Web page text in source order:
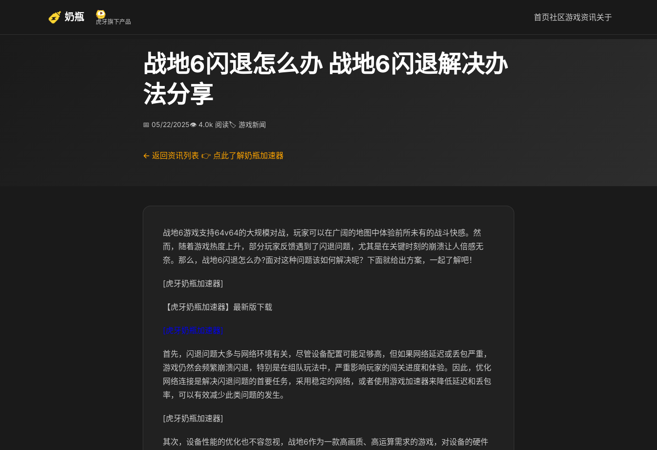
奶瓶 虎牙旗下产品 首页社区游戏资讯关于
战地6闪退怎么办 战地6闪退解决办
法分享
📅 05/22/2025👁 4.0k 阅读🏷 游戏新闻
← 返回资讯列表 👉 点此了解奶瓶加速器
战地6游戏支持64v64的大规模对战，玩家可以在广阔的地图中体验前所未有的战斗快感。然
而，随着游戏热度上升，部分玩家反馈遇到了闪退问题，尤其是在关键时刻的崩溃让人倍感无
奈。那么，战地6闪退怎么办?面对这种问题该如何解决呢？下面就给出方案，一起了解吧！
[虎牙奶瓶加速器]
【虎牙奶瓶加速器】最新版下载
[虎牙奶瓶加速器]
首先，闪退问题大多与网络环境有关，尽管设备配置可能足够高，但如果网络延迟或丢包严重，
游戏仍然会频繁崩溃闪退，特别是在组队玩法中，严重影响玩家的闯关进度和体验。因此， 优化
网络连接是解决闪退问题的首要任务，采用稳定的网络，或者使用游戏加速器来降低延迟和丢包
率，可以有效减少此类问题的发生。
[虎牙奶瓶加速器]
其次，设备性能的优化也不容忽视，战地6作为一款高画质、高运算需求的游戏，对设备的硬件